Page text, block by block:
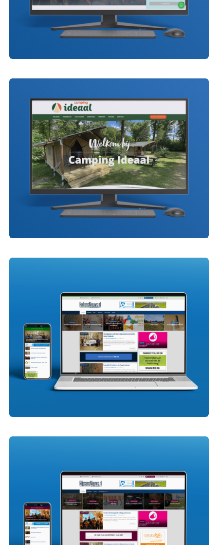
New Time Events
Camping Ideaal
HoltensNieuws.nl